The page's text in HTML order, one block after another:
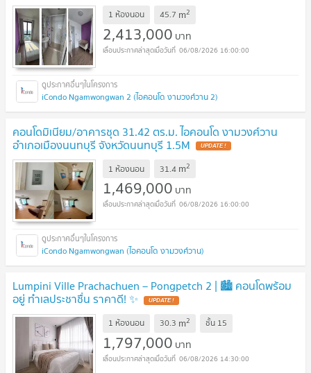
1 ห้องนอน 45.7 m2
2,413,000 บาท
06/08/2026 16:00:00
iCondo Ngamwongwan 2 (ไอคอนโด งามวงศ์วาน 2)
คอนโดมิเนียม/อาคารชุด 31.42 ตร.ม. ไอคอนโด งามวงศ์วาน
อำเภอเมืองนนทบุรี จังหวัดนนทบุรี 1.5M UPDATE !
1 ห้องนอน 31.4 m2
1,469,000 บาท
06/08/2026 16:00:00
iCondo Ngamwongwan (ไอคอนโด งามวงศ์วาน)
Lumpini Ville Prachachuen – Pongpetch 2 | 🏙️ คอนโดพร้อม
อยู่ ทำเลประชาชื่น ราคาดี! ✨ UPDATE !
1 ห้องนอน 30.3 m2 ชั้น 15
1,797,000 บาท
06/08/2026 14:30:00